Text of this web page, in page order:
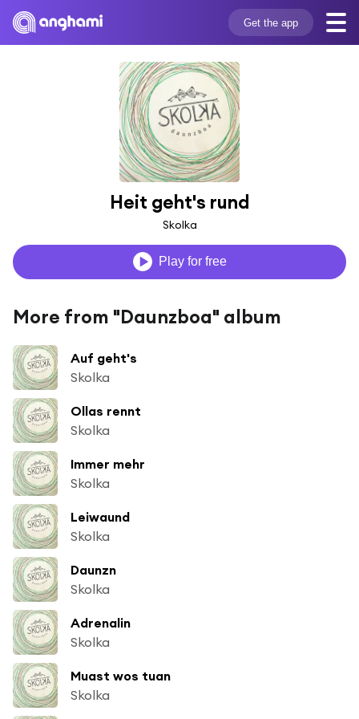
Get the app
Heit geht's rund
Skolka
Play for free
More from "Daunzboa" album
Auf geht's
Skolka
Ollas rennt
Skolka
Immer mehr
Skolka
Leiwaund
Skolka
Daunzn
Skolka
Adrenalin
Skolka
Muast wos tuan
Skolka